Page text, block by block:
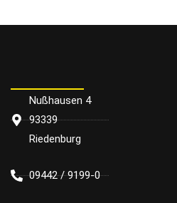
Nußhausen 4
93339
Riedenburg
09442 / 9199-0